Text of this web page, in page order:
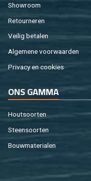
Show­room
Re­tour­ne­ren
Vei­lig be­ta­len
Al­ge­me­ne voor­waar­den
Pri­va­cy en coo­kies
ONS GAMMA
Hout­soor­ten
Steen­soor­ten
Bouw­ma­te­ri­a­len